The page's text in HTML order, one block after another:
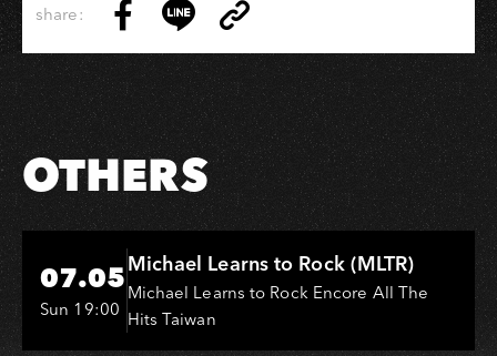
share:
on
Facebook
on
LINE
Link
Copy
Link
OTHERS
Hi-Ing Music Hall
07.05
Sun 19:00
Michael Learns to Rock (MLTR)
Michael Learns to Rock Encore All The
Hits Taiwan